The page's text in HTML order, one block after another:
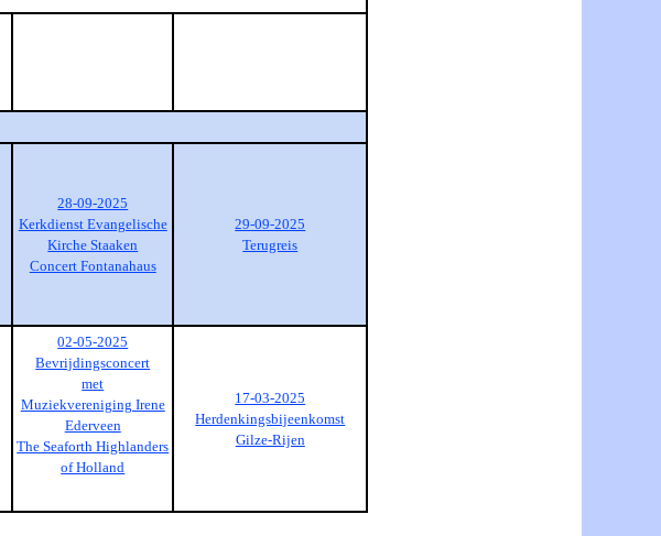
28-09-2025
Kerkdienst Evangelische
Kirche Staaken
Concert Fontanahaus
29-09-2025
Terugreis
02-05-2025
Bevrijdingsconcert
met
Muziekvereniging Irene
Ederveen
The Seaforth Highlanders
of Holland
17-03-2025
Herdenkingsbijeenkomst
Gilze-Rijen